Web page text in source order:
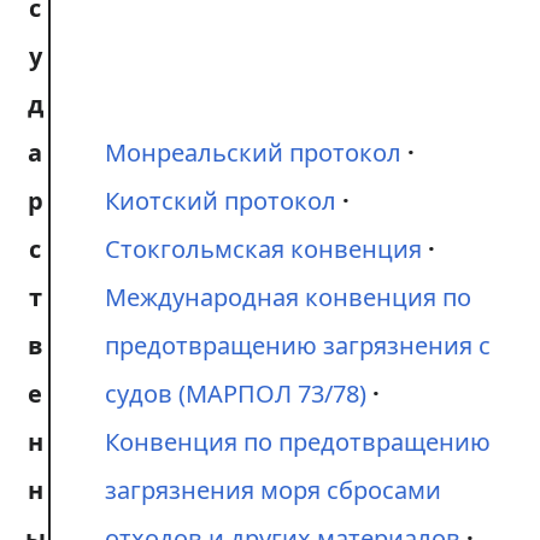
с
у
д
а
р
с
т
в
е
н
н
Монреальский протокол
Киотский протокол
Стокгольмская конвенция
Международная конвенция по
предотвращению загрязнения с
судов (МАРПОЛ 73/78)
Конвенция по предотвращению
загрязнения моря сбросами